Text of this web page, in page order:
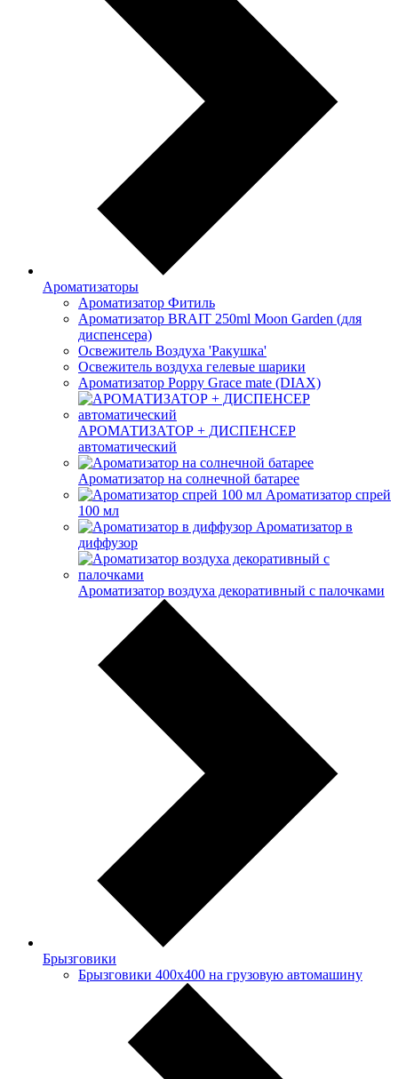
Ароматизаторы
Ароматизатор Фитиль
Ароматизатор BRAIT 250ml Moon Garden (для
диспенсера)
Освежитель Воздуха 'Ракушка'
Освежитель воздуха гелевые шарики
Ароматизатор Poppy Grace mate (DIAX)
АРОМАТИЗАТОР + ДИСПЕНСЕР
автоматический
Ароматизатор на солнечной батарее
Ароматизатор спрей
100 мл
Ароматизатор в
диффузор
Ароматизатор воздуха декоративный с палочками
Брызговики
Брызговики 400х400 на грузовую автомашину